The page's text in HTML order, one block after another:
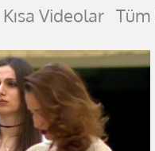
Kısa Videolar